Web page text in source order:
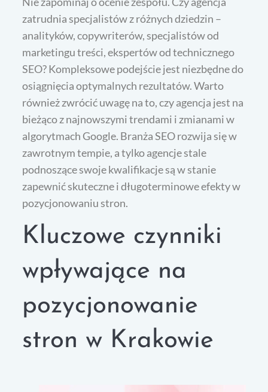
zatrudnia specjalistów z różnych dziedzin –
analityków, copywriterów, specjalistów od
marketingu treści, ekspertów od technicznego
SEO? Kompleksowe podejście jest niezbędne do
osiągnięcia optymalnych rezultatów. Warto
również zwrócić uwagę na to, czy agencja jest na
bieżąco z najnowszymi trendami i zmianami w
algorytmach Google. Branża SEO rozwija się w
zawrotnym tempie, a tylko agencje stale
podnoszące swoje kwalifikacje są w stanie
zapewnić skuteczne i długoterminowe efekty w
pozycjonowaniu stron.
Kluczowe czynniki
wpływające na
pozycjonowanie
stron w Krakowie